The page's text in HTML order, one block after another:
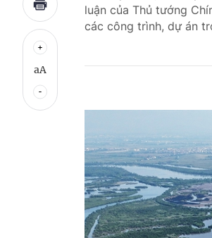
aA
luận của Thủ tướng
các công trình, dự án